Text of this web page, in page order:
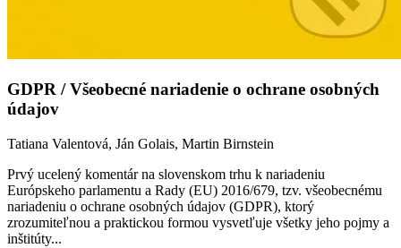
GDPR / Všeobecné nariadenie o ochrane osobných
údajov
Tatiana Valentová, Ján Golais, Martin Birnstein
Prvý ucelený komentár na slovenskom trhu k nariadeniu
Európskeho parlamentu a Rady (EU) 2016/679, tzv. všeobecnému
nariadeniu o ochrane osobných údajov (GDPR), ktorý
zrozumiteľnou a praktickou formou vysvetľuje všetky jeho pojmy a
inštitúty...